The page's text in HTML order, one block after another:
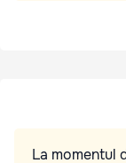
La momentul